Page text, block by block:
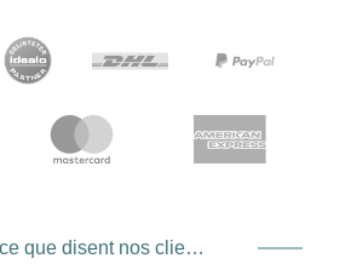
C'est ce que disent nos clients